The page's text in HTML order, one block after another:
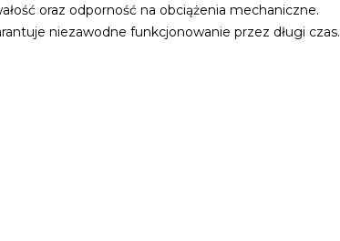
oraz odporność na obciążenia mechaniczne.
niezawodne funkcjonowanie przez długi czas.